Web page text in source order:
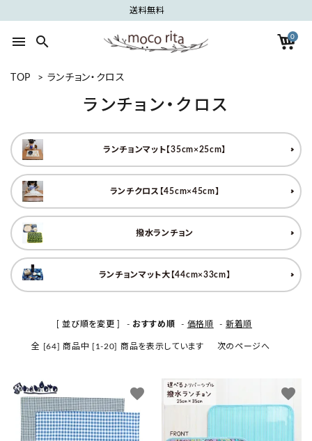
送料無料
menu search 0
ACCOUNT MENU
ようこそ ゲスト 様
meeting_room ログイン person 新規会員登録
カテゴリーから探す
グループから探す
お問い合わせ
TOP > ランチョン・クロス
ランチョン・クロス
ランチョンマット【35cm×25cm】
ランチクロス【45cm×45cm】
撥水ランチョン
ランチョンマット大【44cm×33cm】
[ 並び順を変更 ] - おすすめ順 - 価格順 - 新着順
全 [64] 商品中 [1-20] 商品を表示しています 次のページへ
favorite favorite